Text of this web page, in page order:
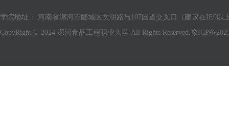
学院地址： 河南省漯河市郾城区文明路与107国道交叉口（建议在IE9以
CopyRight © 2024 漯河食品工程职业大学 All Rights Reserved. 豫ICP备